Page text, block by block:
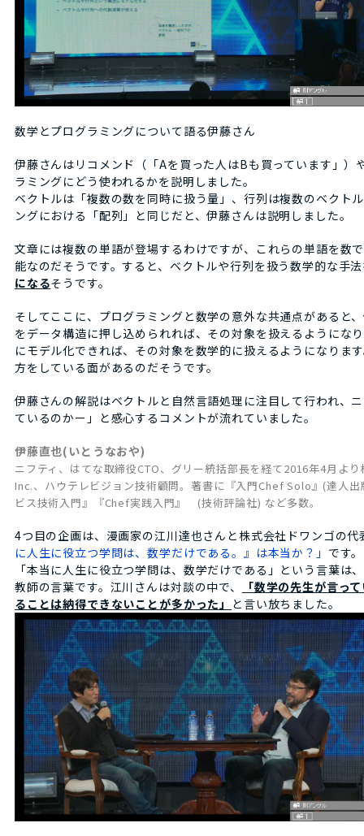
数学とプログラミングについて語る伊藤さん
伊藤さんはリコメンド（「Aを買った人はBも買っています」
ラミングにどう使われるかを説明しました。
ベクトルは「複数の数を同時に扱う量」、行列は複数のベクト
ングにおける「配列」と同じだと、伊藤さんは説明しました。
文章には複数の単語が登場するわけですが、これらの単語を数
能なのだそうです。すると、ベクトルや行列を扱う数学的な手
になるそうです。
そしてここに、プログラミングと数学の意外な共通点があると
をデータ構造に押し込められれば、その対象を扱えるようにな
にモデル化できれば、その対象を数学的に扱えるようになりま
方をしている面があるのだそうです。
伊藤さんの解説はベクトルと自然言語処理に注目して行われ、
ているのかー」と感心するコメントが流れていました。
伊藤直也(いとうなおや)
ニフティ、はてな取締役CTO、グリー統括部長を経て2016年4月よ
Inc.、ハウテレビジョン技術顧問。著書に『入門Chef Solo』(達人
ビス技術入門』『Chef実践入門』 (技術評論社) など多数。
4つ目の企画は、漫画家の江川達也さんと株式会社ドワンゴの
に人生に役立つ学問は、数学だけである。』は本当か？」 です。
「本当に人生に役立つ学問は、数学だけである」という言葉
教師の言葉です。江川さんは対談の中で、
「数学の先生が言っ
ることは納得できないことが多かった」 と言い放ちました。